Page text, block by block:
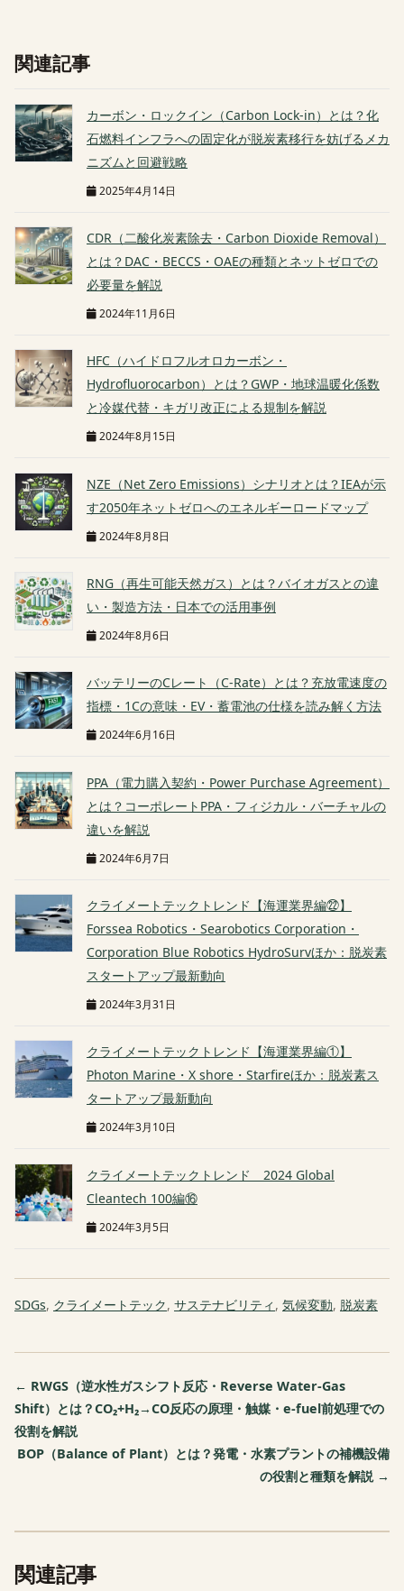
関連記事
カーボン・ロックイン（Carbon Lock-in）とは？化
石燃料インフラへの固定化が脱炭素移行を妨げるメカ
ニズムと回避戦略
2025年4月14日
CDR（二酸化炭素除去・Carbon Dioxide Removal）
とは？DAC・BECCS・OAEの種類とネットゼロでの
必要量を解説
2024年11月6日
HFC（ハイドロフルオロカーボン・
Hydrofluorocarbon）とは？GWP・地球温暖化係数
と冷媒代替・キガリ改正による規制を解説
2024年8月15日
NZE（Net Zero Emissions）シナリオとは？IEAが示
す2050年ネットゼロへのエネルギーロードマップ
2024年8月8日
RNG（再生可能天然ガス）とは？バイオガスとの違
い・製造方法・日本での活用事例
2024年8月6日
バッテリーのCレート（C-Rate）とは？充放電速度の
指標・1Cの意味・EV・蓄電池の仕様を読み解く方法
2024年6月16日
PPA（電力購入契約・Power Purchase Agreement）
とは？コーポレートPPA・フィジカル・バーチャルの
違いを解説
2024年6月7日
クライメートテックトレンド【海運業界編㉒】
Forssea Robotics・Searobotics Corporation・
Corporation Blue Robotics HydroSurvほか：脱炭素
スタートアップ最新動向
2024年3月31日
クライメートテックトレンド【海運業界編①】
Photon Marine・X shore・Starfireほか：脱炭素ス
タートアップ最新動向
2024年3月10日
クライメートテックトレンド 2024 Global
Cleantech 100編⑯
2024年3月5日
SDGs, クライメートテック, サステナビリティ , 気候変動, 脱炭素
← RWGS（逆水性ガスシフト反応・Reverse Water-Gas
Shift）とは？CO₂+H₂→CO反応の原理・触媒・e-fuel前処理での
役割を解説
BOP（Balance of Plant）とは？発電・水素プラントの補機設備
の役割と種類を解説 →
関連記事